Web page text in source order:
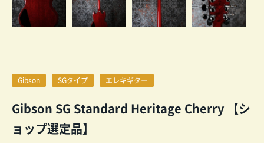
Gibson SGタイプ エレキギター
Gibson SG Standard Heritage Cherry 【シ
ョップ選定品】